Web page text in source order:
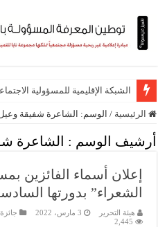
الشبكة الإقليمية للمسؤولية
الرئيسية / الوسم: الشاعرة شفيقة
أرشيف الوسم : الشاعرة
إعلان أسماء الفائزين
الشعراء” بدورتها السادسة
هيئة التحرير 3 مارس، 2022
2,445